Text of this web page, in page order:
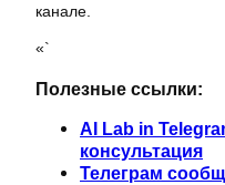
канале.
«`
Полезные ссылки:
AI Lab in
консультация
Телеграм